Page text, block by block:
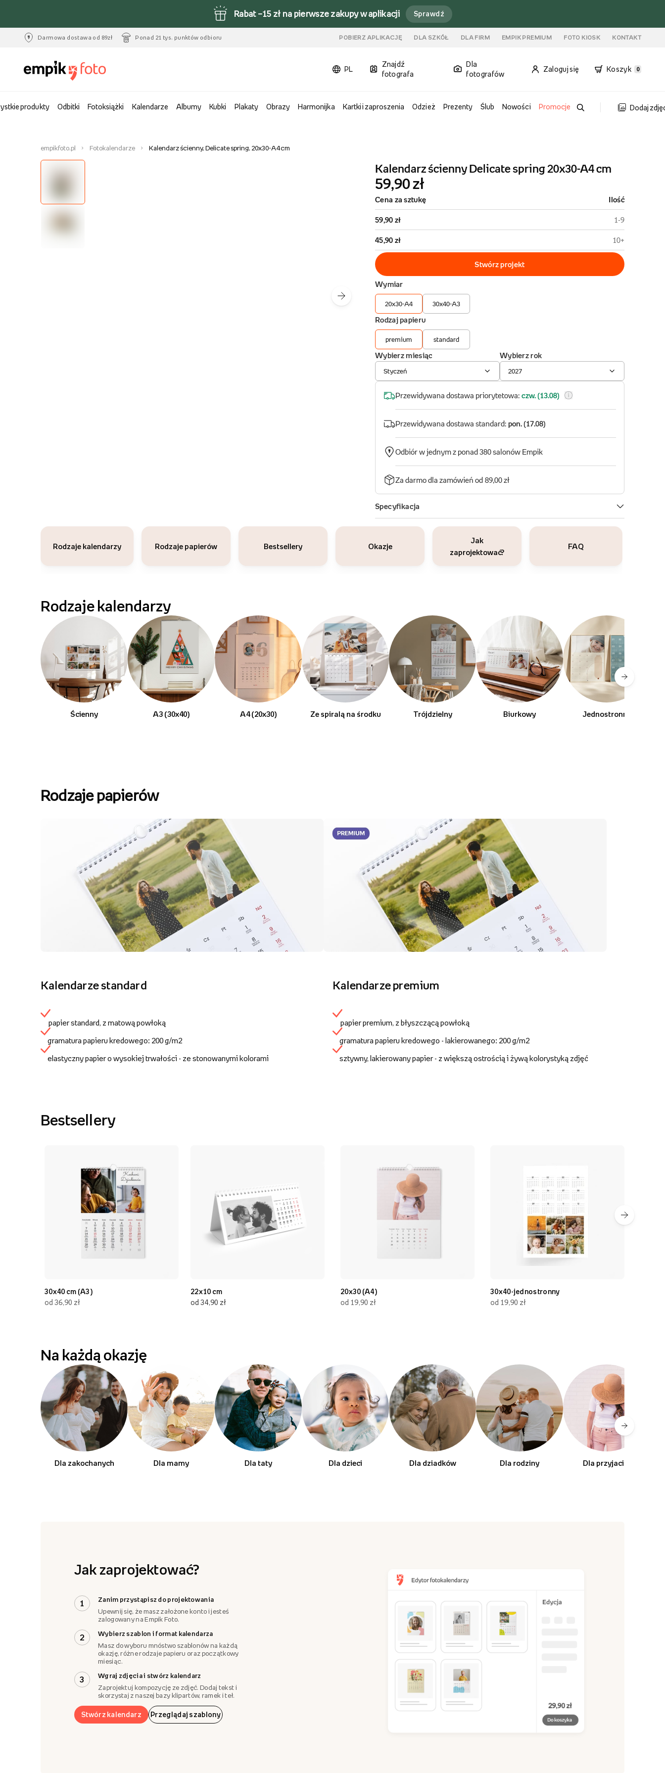
Rabat –15 zł na pierwsze zakupy w aplikacji Sprawdź
Darmowa dostawa od 89zł Ponad 21 tys. punktów odbioru POBIERZ APLIKACJĘ DLA SZKÓŁ DLA FIRM EMPIK PREMIUM FOTO KIOSK KONTAKT
PL
Znajdź
fotografa
Dla
fotografów
Zaloguj się Koszyk 0
produkty Odbitki Fotoksiążki Kalendarze Albumy Kubki Plakaty Obrazy Harmonijka Kartki i zaproszenia Odzież Prezenty Ślub Nowości Promocje Dodaj
empikfoto.pl Fotokalendarze Kalendarz ścienny, Delicate spring, 20x30-A4 cm
Rodzaje kalendarzy Rodzaje papierów Bestsellery Okazje
Jak
zaprojektować?
FAQ
Rodzaje kalendarzy
Ścienny A3 (30x40) A4 (20x30) Ze spiralą na środku Trójdzielny Biurkowy Jednostronny
Rodzaje papierów
Kalendarze standard
papier standard, z matową powłoką
gramatura papieru kredowego: 200 g/m2
elastyczny papier o wysokiej trwałości - ze stonowanymi kolorami
Kalendarze premium
papier premium, z błyszczącą powłoką
gramatura papieru kredowego - lakierowanego: 200 g/m2
sztywny, lakierowany papier - z większą ostrością i żywą kolorystyką zdjęć
Bestsellery
30x40 cm (A3)
od 36,90 zł
22x10 cm
od 34,90 zł
20x30 (A4)
od 19,90 zł
30x40-jednostronny
od 19,90 zł
Na każdą okazję
Dla zakochanych Dla mamy Dla taty Dla dzieci Dla dziadków Dla rodziny Dla przyjaciól
Jak zaprojektować?
1
Zanim przystąpisz do projektowania
Upewnij się, że masz założone konto i jesteś
zalogowany na Empik Foto.
2
Wybierz szablon i format kalendarza
Masz do wyboru mnóstwo szablonów na każdą
okazję, różne rodzaje papieru oraz początkowy
miesiąc.
3
Wgraj zdjęcia i stwórz kalendarz
Zaprojektuj kompozycję ze zdjęć. Dodaj tekst i
skorzystaj z naszej bazy klipartów, ramek i teł.
Stwórz kalendarz Przeglądaj szablony